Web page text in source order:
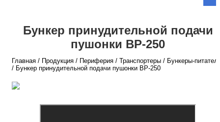
Бункер принудительной подачи
пушонки BP-250
Главная / Продукция / Периферия / Транспортеры / Бункеры-
/ Бункер принудительной подачи пушонки BP-250